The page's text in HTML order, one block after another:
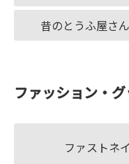
昔のとうふ屋さ
ファッション・
ファストネ